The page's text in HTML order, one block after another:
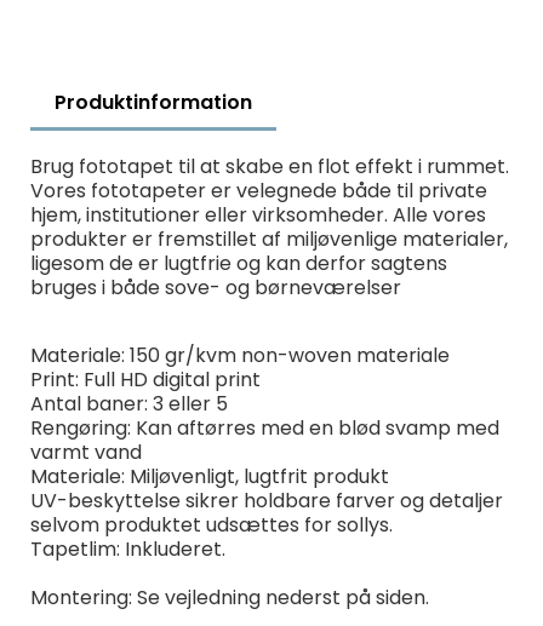
Produktinformation
Brug fototapet til at skabe en flot effekt i rummet.
Vores fototapeter er velegnede både til private
hjem, institutioner eller virksomheder. Alle vores
produkter er fremstillet af miljøvenlige materialer,
ligesom de er lugtfrie og kan derfor sagtens
bruges i både sove- og børneværelser
Materiale: 150 gr/kvm non-woven materiale
Print: Full HD digital print
Antal baner: 3 eller 5
Rengøring: Kan aftørres med en blød svamp med
varmt vand
Materiale: Miljøvenligt, lugtfrit produkt
UV-beskyttelse sikrer holdbare farver og detaljer
selvom produktet udsættes for sollys.
Tapetlim: Inkluderet.
Montering: Se vejledning nederst på siden.